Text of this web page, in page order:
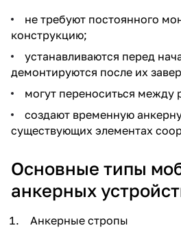
не требуют постоянного
конструкцию;
устанавливаются перед
демонтируются после их
могут переноситься
создают временную
существующих элементах
Основные типы
анкерных
Анкерные стропы